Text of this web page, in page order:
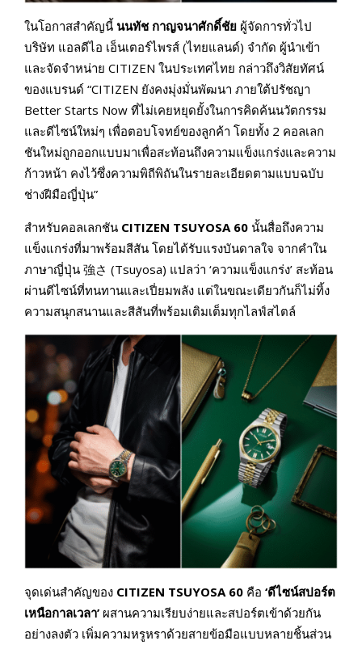
ในโอกาสสำคัญนี้ นนทัช กาญจนาศักดิ์ชัย ผู้จัดการทั่วไป
บริษัท แอลดีไอ เอ็นเตอร์ไพรส์ (ไทยแลนด์) จำกัด ผู้นำเข้า
และจัดจำหน่าย CITIZEN ในประเทศไทย กล่าวถึงวิสัยทัศน์
ของแบรนด์ “CITIZEN ยังคงมุ่งมั่นพัฒนา ภายใต้ปรัชญา
Better Starts Now ที่ไม่เคยหยุดยั้งในการคิดค้นนวัตกรรม
และดีไซน์ใหม่ๆ เพื่อตอบโจทย์ของลูกค้า โดยทั้ง 2 คอลเลก
ชันใหม่ถูกออกแบบมาเพื่อสะท้อนถึงความแข็งแกร่งและความ
ก้าวหน้า คงไว้ซึ่งความพิถีพิถันในรายละเอียดตามแบบฉบับ
ช่างฝีมือญี่ปุ่น”
สำหรับคอลเลกชัน CITIZEN TSUYOSA 60 นั้นสื่อถึงความ
แข็งแกร่งที่มาพร้อมสีสัน โดยได้รับแรงบันดาลใจ จากคำใน
ภาษาญี่ปุ่น 強さ (Tsuyosa) แปลว่า ‘ความแข็งแกร่ง’ สะท้อน
ผ่านดีไซน์ที่ทนทานและเปี่ยมพลัง แต่ในขณะเดียวกันก็ไม่ทิ้ง
ความสนุกสนานและสีสันที่พร้อมเติมเต็มทุกไลฟ์สไตล์
จุดเด่นสำคัญของ CITIZEN TSUYOSA 60 คือ ‘ดีไซน์สปอร์ต
เหนือกาลเวลา’ ผสานความเรียบง่ายและสปอร์ตเข้าด้วยกัน
อย่างลงตัว เพิ่มความหรูหราด้วยสายข้อมือแบบหลายชิ้นส่วน